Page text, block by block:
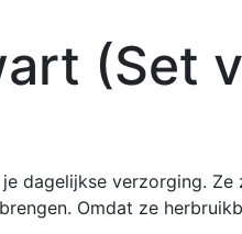
(Set
dagelijkse verzorging.
Omdat ze